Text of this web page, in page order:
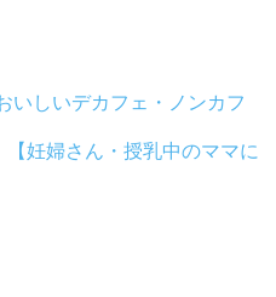
いしいデカフェ・ノンカフ
【妊婦さん・授乳中のママに